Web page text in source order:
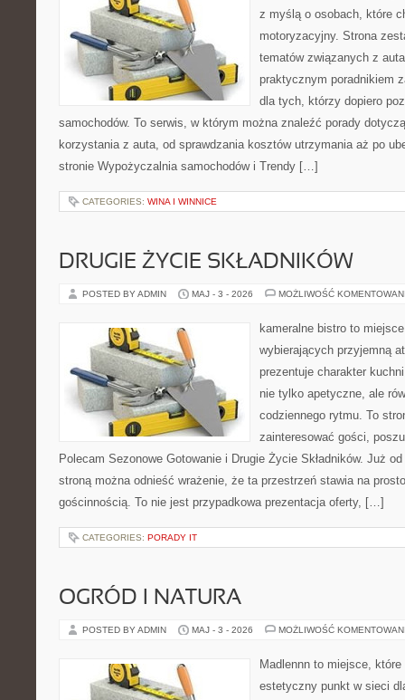
z myślą o osobach, które
motoryzacyjny. Strona
tematów związanych z
praktycznym poradnikiem
dla tych, którzy dopiero
samochodów. To serwis, w którym można znaleźć porady
korzystania z auta, od sprawdzania kosztów utrzymania aż po
stronie Wypożyczalnia samochodów i Trendy […]
CATEGORIES: WINA I WINNICE
DRUGIE ŻYCIE SKŁADNIKÓW
POSTED BY ADMIN MAJ - 3 - 2026 MOŻLIWOŚĆ
kameralne bistro to
wybierających przyjemną
prezentuje charakter
nie tylko apetyczne, ale
codziennego rytmu. To
zainteresować gości,
Polecam Sezonowe Gotowanie i Drugie Życie Składników. Już
stroną można odnieść wrażenie, że ta przestrzeń stawia na
gościnnością. To nie jest przypadkowa prezentacja oferty, […]
CATEGORIES: PORADY IT
OGRÓD I NATURA
POSTED BY ADMIN MAJ - 3 - 2026 MOŻLIWOŚĆ
Madlennn to miejsce,
estetyczny punkt w sieci